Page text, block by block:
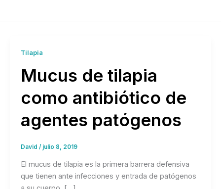
Tilapia
Mucus de tilapia
como antibiótico de
agentes patógenos
David / julio 8, 2019
El mucus de tilapia es la primera barrera defensiva
que tienen ante infecciones y entrada de patógenos